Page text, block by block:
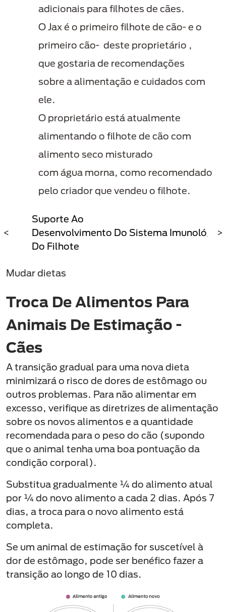
adicionais para filhotes de cães.
O Jax é o primeiro filhote de cão- e o
primeiro cão- deste proprietário ,
que gostaria de recomendações
sobre a alimentação e cuidados com
ele.
O proprietário está atualmente
alimentando o filhote de cão com
alimento seco misturado
com água morna, como recomendado
pelo criador que vendeu o filhote.
< >
Suporte Ao
Desenvolvimento Do Sistema Imunológico
Do Filhote
Mudar dietas
Troca De Alimentos Para
Animais De Estimação -
Cães
A transição gradual para uma nova dieta
minimizará o risco de dores de estômago ou
outros problemas. Para não alimentar em
excesso, verifique as diretrizes de alimentação
sobre os novos alimentos e a quantidade
recomendada para o peso do cão (supondo
que o animal tenha uma boa pontuação da
condição corporal).
Substitua gradualmente ¼ do alimento atual
por ¼ do novo alimento a cada 2 dias. Após 7
dias, a troca para o novo alimento está
completa.
Se um animal de estimação for suscetível à
dor de estômago, pode ser benéfico fazer a
transição ao longo de 10 dias.